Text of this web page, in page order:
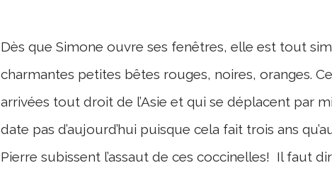
Dès que Simone ouvre ses fenêtres, elle est tout
charmantes petites bêtes rouges, noires, oranges.
arrivées tout droit de l’Asie et qui se déplacent par
date pas d’aujourd’hui puisque cela fait trois ans
Pierre subissent l’assaut de ces coccinelles! Il faut